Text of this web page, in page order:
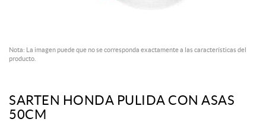
Nota: La imagen puede que no se corresponda exactamente a las características del
producto.
SARTEN HONDA PULIDA CON ASAS
50CM